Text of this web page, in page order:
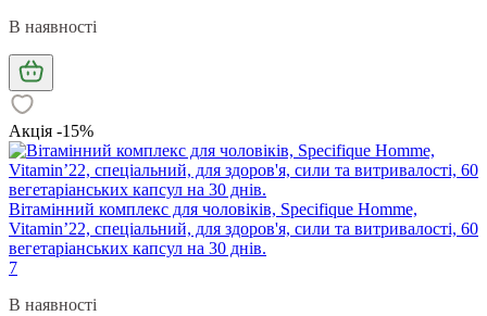
В наявності
Акція -15%
Вітамінний комплекс для чоловіків, Specifique Homme,
Vitamin’22, спеціальний, для здоров'я, сили та витривалості, 60
вегетаріанських капсул на 30 днів.
7
В наявності